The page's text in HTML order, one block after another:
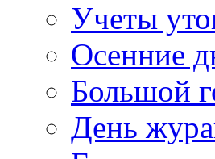
Учеты
Осенние
Большой
День